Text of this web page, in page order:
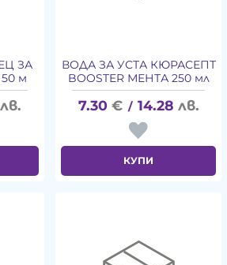
ЗА
м
лв.
ВОДА ЗА УСТА КЮРАСЕПТ
BOOSTER МЕНТА 250 мл
7.30 € / 14.28 лв.
КУПИ